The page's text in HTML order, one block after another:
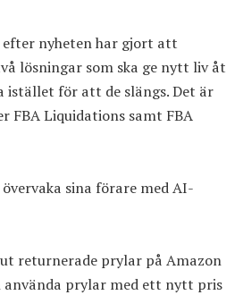
nyheten har gjort att
lösningar som ska ge nytt liv åt
istället för att de slängs. Det är
FBA Liquidations samt FBA
sina förare med AI-
returnerade prylar på Amazon
använda prylar med ett nytt pris